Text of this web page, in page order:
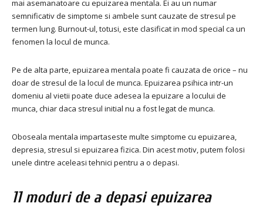
mai asemanatoare cu epuizarea mentala. Ei au un numar
semnificativ de simptome si ambele sunt cauzate de stresul pe
termen lung. Burnout-ul, totusi, este clasificat in mod special ca un
fenomen la locul de munca.
Pe de alta parte, epuizarea mentala poate fi cauzata de orice – nu
doar de stresul de la locul de munca. Epuizarea psihica intr-un
domeniu al vietii poate duce adesea la epuizare a locului de
munca, chiar daca stresul initial nu a fost legat de munca.
Oboseala mentala impartaseste multe simptome cu epuizarea,
depresia, stresul si epuizarea fizica. Din acest motiv, putem folosi
unele dintre aceleasi tehnici pentru a o depasi.
11 moduri de a depasi epuizarea